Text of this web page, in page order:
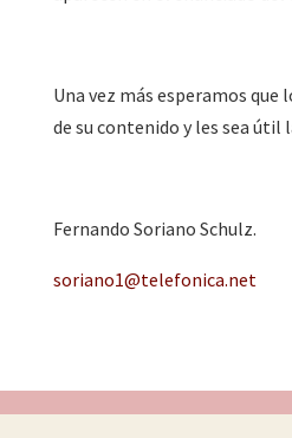
Una vez más esperamos
de su contenido y les sea útil
Fernando Soriano Schulz.
soriano1@telefonica.net